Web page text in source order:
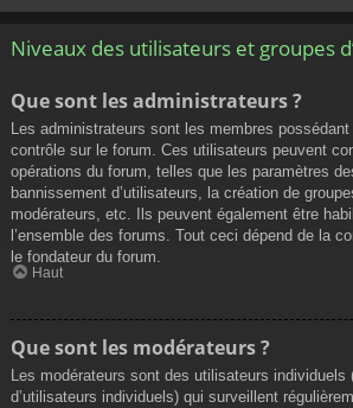
Niveaux des utilisateurs et groupes
Que sont les administrateurs ?
Les administrateurs sont les membres
contrôle sur le forum. Ces utilisateurs peuvent
opérations du forum, telles que les paramètres
bannissement d’utilisateurs, la création de
modérateurs, etc. Ils peuvent également être
l’ensemble des forums. Tout ceci dépend de la
le fondateur du forum.
Haut
Que sont les modérateurs ?
Les modérateurs sont des utilisateurs individuels
d’utilisateurs individuels) qui surveillent